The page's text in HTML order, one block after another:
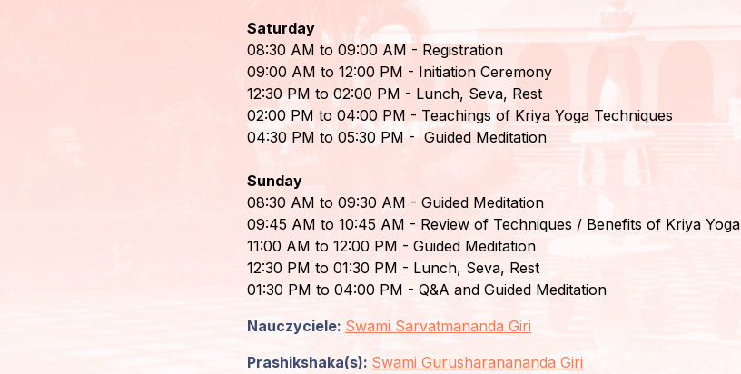
Saturday
08:30 AM to 09:00 AM - Registration
09:00 AM to 12:00 PM - Initiation Ceremony
12:30 PM to 02:00 PM - Lunch, Seva, Rest
02:00 PM to 04:00 PM - Teachings of Kriya Yoga Techniques
04:30 PM to 05:30 PM - Guided Meditation
Sunday
08:30 AM to 09:30 AM - Guided Meditation
09:45 AM to 10:45 AM - Review of Techniques / Benefits of Kriya Yoga
11:00 AM to 12:00 PM - Guided Meditation
12:30 PM to 01:30 PM - Lunch, Seva, Rest
01:30 PM to 04:00 PM - Q&A and Guided Meditation
Nauczyciele: Swami Sarvatmananda Giri
Prashikshaka(s): Swami Gurusharanananda Giri